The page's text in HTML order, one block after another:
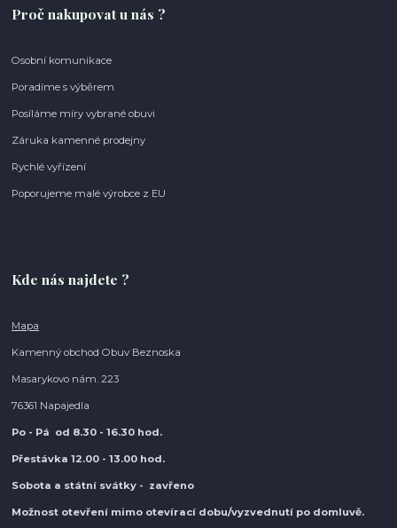
Proč nakupovat u nás ?
Osobní komunikace
Poradíme s výběrem
Posíláme míry vybrané obuvi
Záruka kamenné prodejny
Rychlé vyřízení
Poporujeme malé výrobce z EU
Kde nás najdete ?
Mapa
Kamenný obchod Obuv Beznoska
Masarykovo nám. 223
76361 Napajedla
Po - Pá od 8.30 - 16.30 hod.
Přestávka 12.00 - 13.00 hod.
Sobota a státní svátky - zavřeno
Možnost otevření mimo otevírací dobu/vyzvednutí po domluvě.